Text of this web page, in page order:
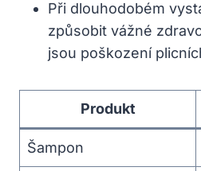
Při dlouhodobém
způsobit vážné
jsou poškození
Produkt
Šampon